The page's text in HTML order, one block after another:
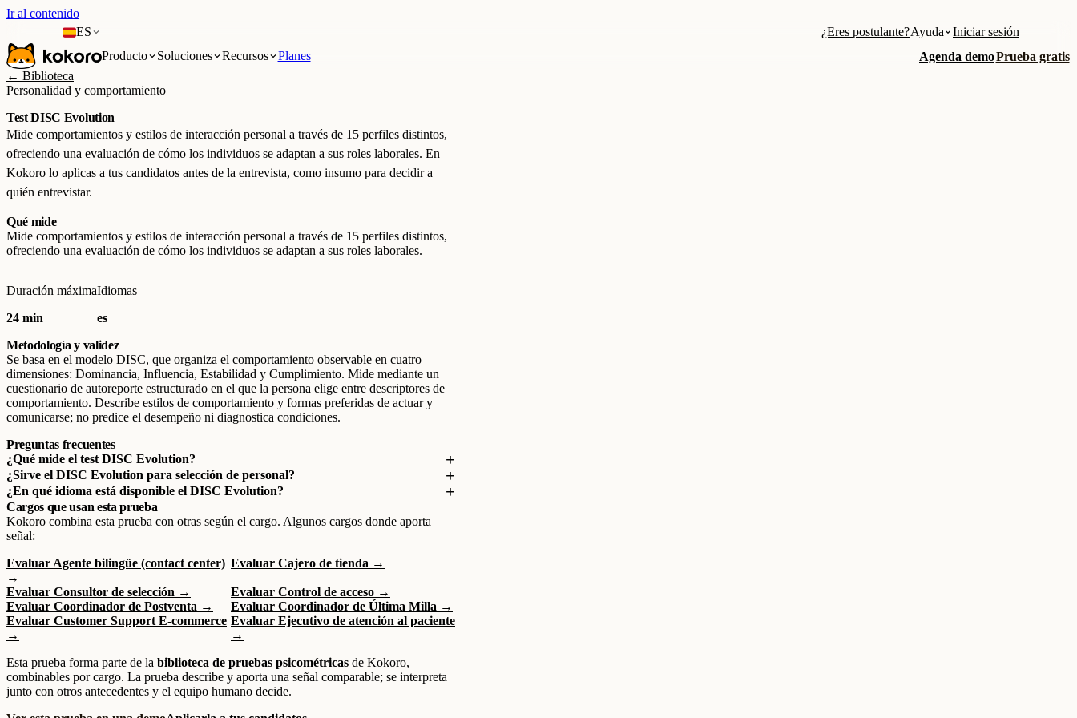
Ir al contenido
ES
¿Eres postulante?Ayuda
Iniciar sesión
Producto
Soluciones Recursos Planes Agenda demoPrueba gratis
← Biblioteca
Personalidad y comportamiento
Test DISC Evolution
Mide comportamientos y estilos de interacción personal a través de 15 perfiles distintos,
ofreciendo una evaluación de cómo los individuos se adaptan a sus roles laborales. En
Kokoro lo aplicas a tus candidatos antes de la entrevista, como insumo para decidir a
quién entrevistar.
Qué mide
Mide comportamientos y estilos de interacción personal a través de 15 perfiles distintos,
ofreciendo una evaluación de cómo los individuos se adaptan a sus roles laborales.
Duración máxima
24 min
Idiomas
es
Metodología y validez
Se basa en el modelo DISC, que organiza el comportamiento observable en cuatro
dimensiones: Dominancia, Influencia, Estabilidad y Cumplimiento. Mide mediante un
cuestionario de autoreporte estructurado en el que la persona elige entre descriptores de
comportamiento. Describe estilos de comportamiento y formas preferidas de actuar y
comunicarse; no predice el desempeño ni diagnostica condiciones.
Preguntas frecuentes
¿Qué mide el test DISC Evolution?
¿Sirve el DISC Evolution para selección de personal?
¿En qué idioma está disponible el DISC Evolution?
Cargos que usan esta prueba
Kokoro combina esta prueba con otras según el cargo. Algunos cargos donde aporta
señal:
Evaluar Agente bilingüe (contact center)
→
Evaluar Cajero de tienda →
Evaluar Consultor de selección →
Evaluar Control de acceso →
Evaluar Coordinador de Postventa →
Evaluar Coordinador de Última Milla →
Evaluar Customer Support E-commerce
→
Evaluar Ejecutivo de atención al paciente
→
Esta prueba forma parte de la biblioteca de pruebas psicométricas de Kokoro,
combinables por cargo. La prueba describe y aporta una señal comparable; se interpreta
junto con otros antecedentes y el equipo humano decide.